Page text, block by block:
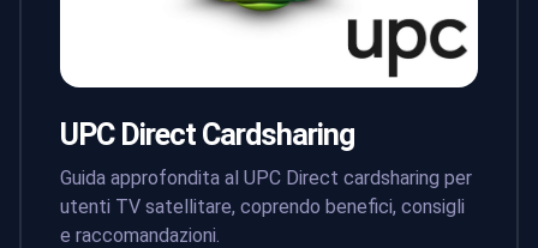
UPC Direct Cardsharing
Guida approfondita al UPC Direct cardsharing per
utenti TV satellitare, coprendo benefici, consigli
e raccomandazioni.